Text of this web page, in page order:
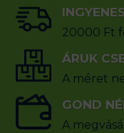
20000 Ft
ÁRUK
A méret
GOND
A